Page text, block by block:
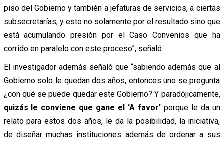
piso del Gobierno y también a jefaturas de servicios, a ciertas
subsecretarías, y esto no solamente por el resultado sino que
está acumulando presión por el Caso Convenios que ha
corrido en paralelo con este proceso”, señaló.
El investigador además señaló que “sabiendo además que al
Gobierno solo le quedan dos años, entonces uno se pregunta
¿con qué se puede quedar este Gobierno? Y paradójicamente,
quizás le conviene que gane el ‘A favor’ porque le da un
relato para estos dos años, le da la posibilidad, la iniciativa,
de diseñar muchas instituciones además de ordenar a sus